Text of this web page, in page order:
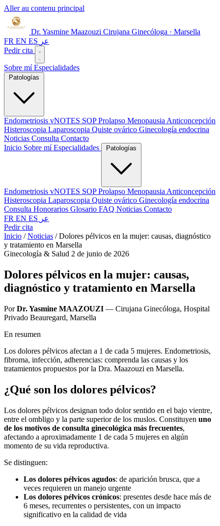
Aller au contenu principal
Dr. Yasmine Maazouzi Cirujana Ginecóloga · Marsella
FR EN ES عر
Pedir cita
Sobre míEspecialidades
Endometriosis vNOTES SOPProlapso Menopausia Anticoncepción
Histeroscopia Laparoscopia Quiste ovárico Ginecología endocrina
Noticias Consulta Contacto
Inicio Sobre míEspecialidades
Endometriosis vNOTES SOPProlapso Menopausia Anticoncepción
Histeroscopia Laparoscopia Quiste ovárico Ginecología endocrina
Consulta Honorarios Glosario FAQ Noticias Contacto
FR EN ES عر
Pedir cita
Inicio / Noticias / Dolores pélvicos en la mujer: causas, diagnóstico
y tratamiento en Marsella
Ginecología & Salud 2 de junio de 2026
Dolores pélvicos en la mujer: causas,
diagnóstico y tratamiento en Marsella
PorDr. Yasmine MAAZOUZI — Cirujana Ginecóloga, Hospital
Privado Beauregard, Marsella
En resumen
Los dolores pélvicos afectan a 1 de cada 5 mujeres. Endometriosis,
fibroma, infección, adherencias: comprenda las causas y los
tratamientos propuestos por la Dra. Maazouzi en Marsella.
¿Qué son los dolores pélvicos?
Los dolores pélvicos designan todo dolor sentido en el bajo vientre,
entre el ombligo y la parte superior de los muslos. Constituyen uno
de los motivos de consulta ginecológica más frecuentes,
afectando a aproximadamente 1 de cada 5 mujeres en algún
momento de su vida reproductiva.
Se distinguen:
Los dolores pélvicos agudos: de aparición brusca, que a
veces requieren un manejo urgente
Los dolores pélvicos crónicos: presentes desde hace más de
6 meses, recurrentes o persistentes, con un impacto
significativo en la calidad de vida